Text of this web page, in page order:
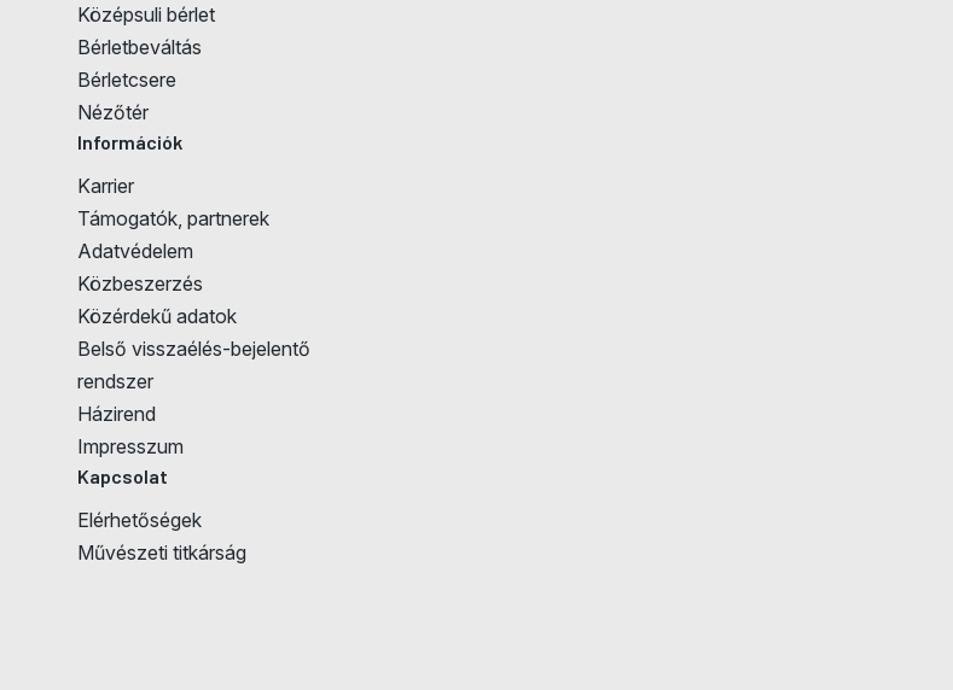
Középsuli bérlet
Bérletbeváltás
Bérletcsere
Nézőtér
Információk
Karrier
Támogatók, partnerek
Adatvédelem
Közbeszerzés
Közérdekű adatok
Belső visszaélés-bejelentő
rendszer
Házirend
Impresszum
Kapcsolat
Elérhetőségek
Művészeti titkárság